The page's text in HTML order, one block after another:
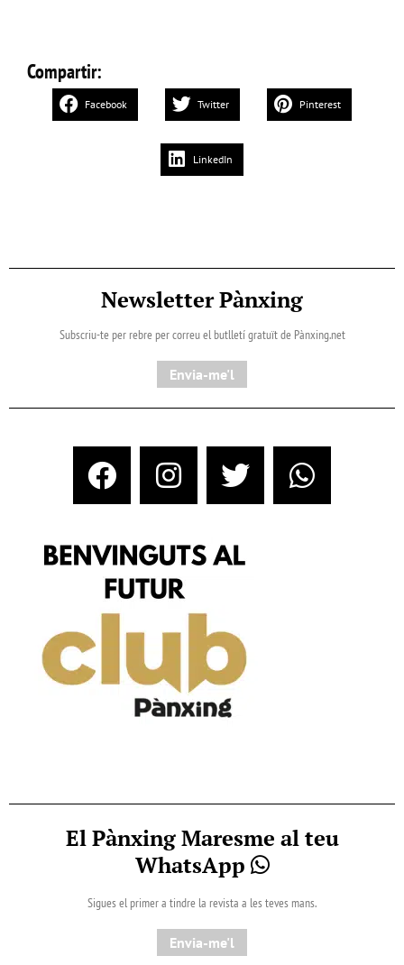
Compartir:
Facebook Twitter Pinterest
LinkedIn
Newsletter Pànxing
Subscriu-te per rebre per correu el butlletí gratuït de Pànxing.net​
Envia-me'l
El Pànxing Maresme al teu
WhatsApp
Sigues el primer a tindre la revista a les teves mans.
Envia-me'l